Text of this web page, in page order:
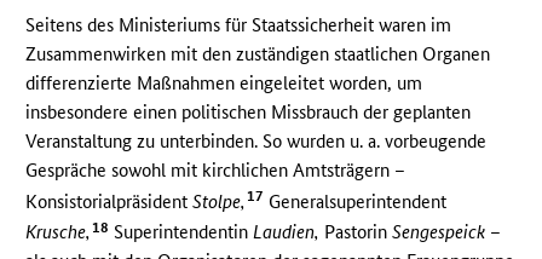
Seitens des Ministeriums für Staatssicherheit waren im
Zusammenwirken mit den zuständigen staatlichen Organen
differenzierte Maßnahmen eingeleitet worden, um
insbesondere einen politischen Missbrauch der geplanten
Veranstaltung zu unterbinden. So wurden u. a. vorbeugende
Gespräche sowohl mit kirchlichen Amtsträgern –
KonsistorialpräsidentStolpe, 17 Generalsuperintendent
Krusche,18 SuperintendentinLaudien, PastorinSengespeick –